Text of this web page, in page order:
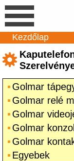
Kezdőlap
Golmar
Golmar relé
Golmar
Golmar
Golmar
Egyebek